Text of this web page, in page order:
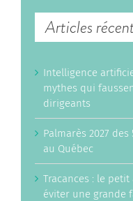
Articles
Intelligence
mythes qui
dirigeants
Palmarès 2027
au Québec
Tracances : le
éviter une grande